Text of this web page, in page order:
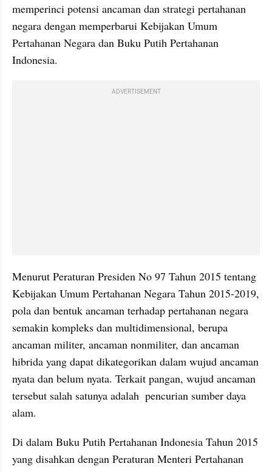
memperinci potensi ancaman dan strategi pertahanan
negara dengan memperbarui Kebijakan Umum
Pertahanan Negara dan Buku Putih Pertahanan
Indonesia.
ADVERTISEMENT
Menurut Peraturan Presiden No 97 Tahun 2015 tentang
Kebijakan Umum Pertahanan Negara Tahun 2015-2019,
pola dan bentuk ancaman terhadap pertahanan negara
semakin kompleks dan multidimensional, berupa
ancaman militer, ancaman nonmiliter, dan ancaman
hibrida yang dapat dikategorikan dalam wujud ancaman
nyata dan belum nyata. Terkait pangan, wujud ancaman
tersebut salah satunya adalah  pencurian sumber daya
alam.
Di dalam Buku Putih Pertahanan Indonesia Tahun 2015
yang disahkan dengan Peraturan Menteri Pertahanan